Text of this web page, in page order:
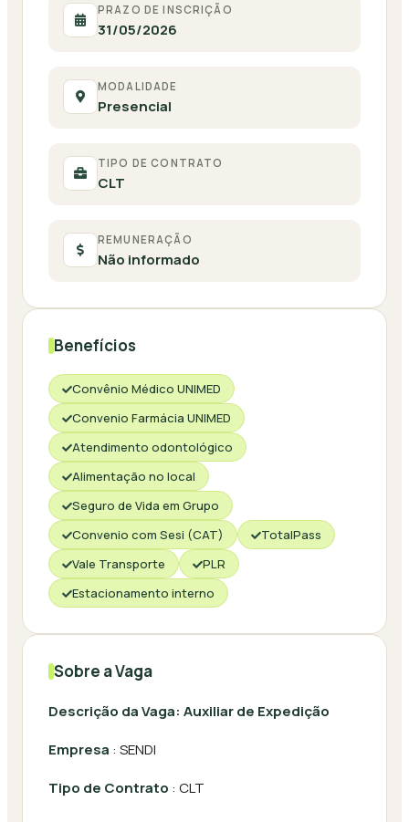
PRAZO DE INSCRIÇÃO
31/05/2026
MODALIDADE
Presencial
TIPO DE CONTRATO
CLT
REMUNERAÇÃO
Não informado
Benefícios
Convênio Médico UNIMED
Convenio Farmácia UNIMED
Atendimento odontológico
Alimentação no local
Seguro de Vida em Grupo
Convenio com Sesi (CAT)
TotalPass
Vale Transporte
PLR
Estacionamento interno
Sobre a Vaga
Descrição da Vaga: Auxiliar de Expedição
Empresa : SENDI
Tipo de Contrato : CLT